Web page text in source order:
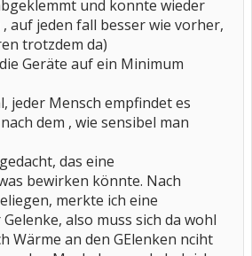
und konnte wieder
auf jeden fall besser wie vorher,
trotzdem da)
Geräte auf ein Minimum
jeder Mensch empfindet es
dem , wie sensibel man
das eine
bewirken könnte. Nach
merkte ich eine
also muss sich da wohl
Wärme an den GElenken nciht